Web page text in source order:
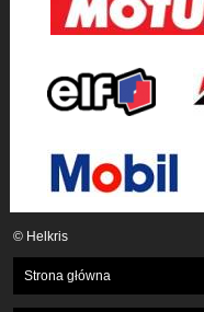
© Helkris
Strona główna